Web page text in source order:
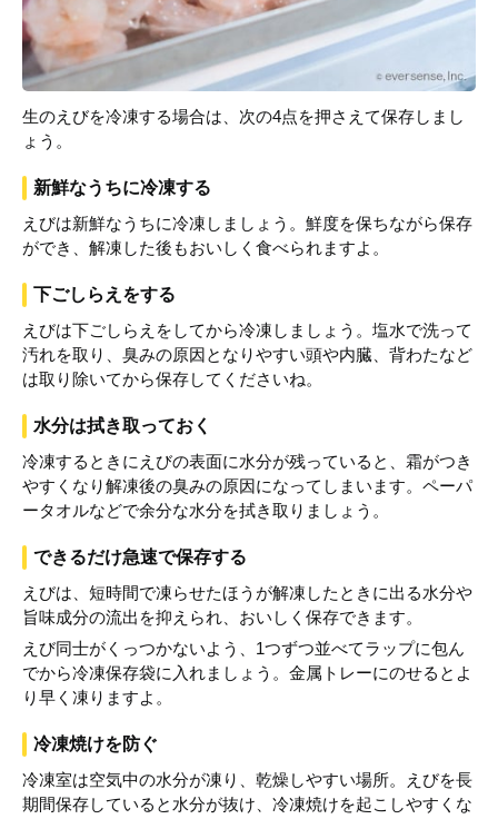
生のえびを冷凍する場合は、次の4点を押さえて保存しまし
ょう。
新鮮なうちに冷凍する
えびは新鮮なうちに冷凍しましょう。鮮度を保ちながら保存
ができ、解凍した後もおいしく食べられますよ。
下ごしらえをする
えびは下ごしらえをしてから冷凍しましょう。塩水で洗って
汚れを取り、臭みの原因となりやすい頭や内臓、背わたなど
は取り除いてから保存してくださいね。
水分は拭き取っておく
冷凍するときにえびの表面に水分が残っていると、霜がつき
やすくなり解凍後の臭みの原因になってしまいます。ペーパ
ータオルなどで余分な水分を拭き取りましょう。
できるだけ急速で保存する
えびは、短時間で凍らせたほうが解凍したときに出る水分や
旨味成分の流出を抑えられ、おいしく保存できます。
えび同士がくっつかないよう、1つずつ並べてラップに包ん
でから冷凍保存袋に入れましょう。金属トレーにのせるとよ
り早く凍りますよ。
冷凍焼けを防ぐ
冷凍室は空気中の水分が凍り、乾燥しやすい場所。えびを長
期間保存していると水分が抜け、冷凍焼けを起こしやすくな